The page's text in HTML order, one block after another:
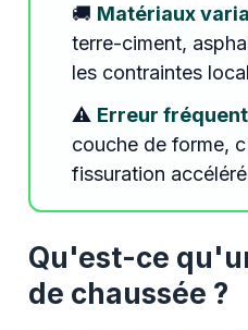
🚚 Matériaux
terre-ciment,
les contraintes
⚠️ Erreur
couche de forme,
fissuration
Qu'est-ce
de chaussée ?